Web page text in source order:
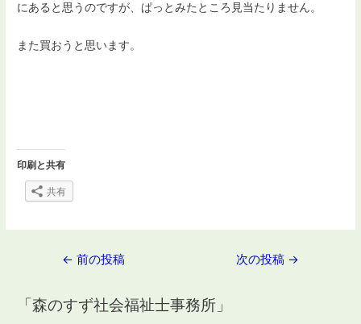
にあると思うのですが、ぱっとみたところ見当たりません。
また買おうと思います。
印刷と共有
共有
ナ
← 前の投稿 次の投稿 →
「森のすず社会福祉士事務所」